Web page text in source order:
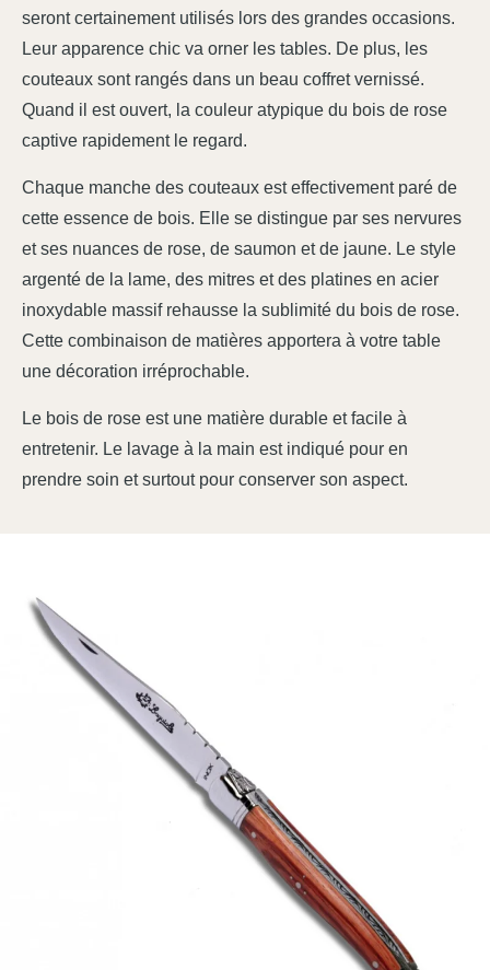
seront certainement utilisés lors des grandes occasions.
Leur apparence chic va orner les tables. De plus, les
couteaux sont rangés dans un beau coffret vernissé.
Quand il est ouvert, la couleur atypique du bois de rose
captive rapidement le regard.
Chaque manche des couteaux est effectivement paré de
cette essence de bois. Elle se distingue par ses nervures
et ses nuances de rose, de saumon et de jaune. Le style
argenté de la lame, des mitres et des platines en acier
inoxydable massif rehausse la sublimité du bois de rose.
Cette combinaison de matières apportera à votre table
une décoration irréprochable.
Le bois de rose est une matière durable et facile à
entretenir. Le lavage à la main est indiqué pour en
prendre soin et surtout pour conserver son aspect.